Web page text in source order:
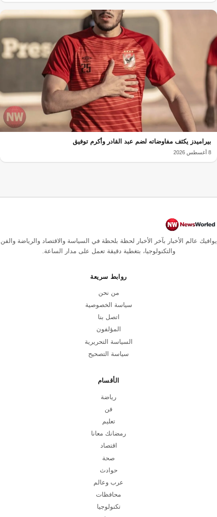
بيراميدز يكثف مفاوضاته لضم عبد القادر وأكرم توفيق
8 أغسطس 2026
يوافيك عالم الأخبار بآخر الأخبار لحظة بلحظة في السياسة والاقتصاد والرياضة والفن
والتكنولوجيا، بتغطية دقيقة تعمل على مدار الساعة.
روابط سريعة
من نحن
سياسة الخصوصية
اتصل بنا
المؤلفون
السياسة التحريرية
سياسة التصحيح
الأقسام
رياضة
فن
تعليم
رمضانك معانا
اقتصاد
صحة
حوادث
عرب وعالم
محافظات
تكنولوجيا